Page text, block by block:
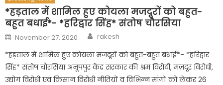
*हड़ताल में शामिल हुए कोयला मजदूरों को बहुत-
बहुत बधाई*- *हरिद्वार सिंह* संतोष चौरसिया
Posted
on
November 27, 2020 Author
rakesh
*हड़ताल में शामिल हुए कोयला मजदूरों को बहुत-बहुत बधाई*- *हरिद्वार
सिंह* संतोष चौरसिया अनूपपुर केंद्र सरकार की श्रम विरोधी, मज़दूर विरोधी,
उद्योग विरोधी एवं किसान विरोधी नीतियों व विभिन्न मांगों को लेकर 26